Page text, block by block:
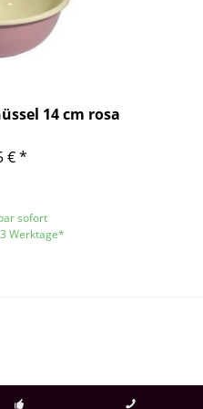
14 cm rosa
€ *
sofort
Werktage*